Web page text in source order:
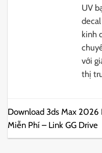
UV
kinh
với
thị
Download 3ds Max 2026
Miễn Phí – Link GG Drive